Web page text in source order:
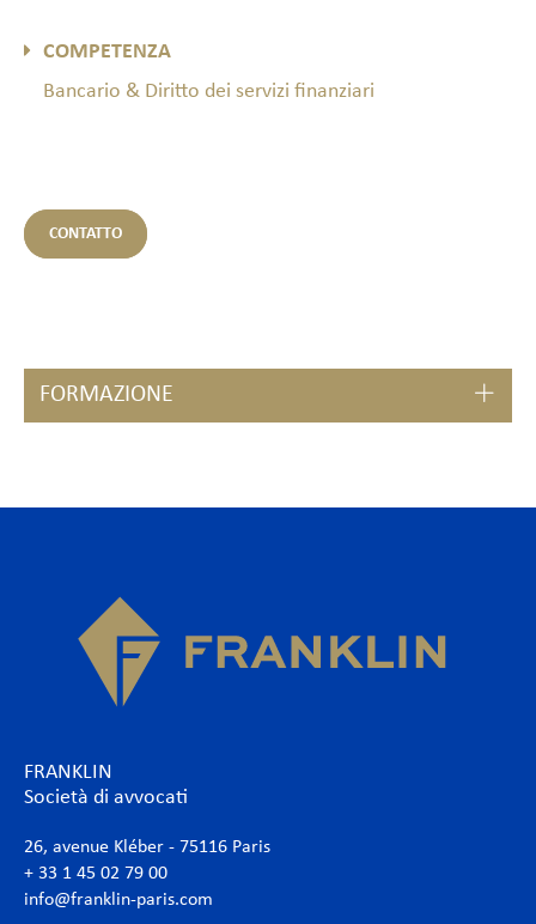
COMPETENZA
Bancario & Diritto dei servizi finanziari
CONTATTO
FORMAZIONE
FRANKLIN
Società di avvocati
26, avenue Kléber - 75116 Paris
+ 33 1 45 02 79 00
info@franklin-paris.com